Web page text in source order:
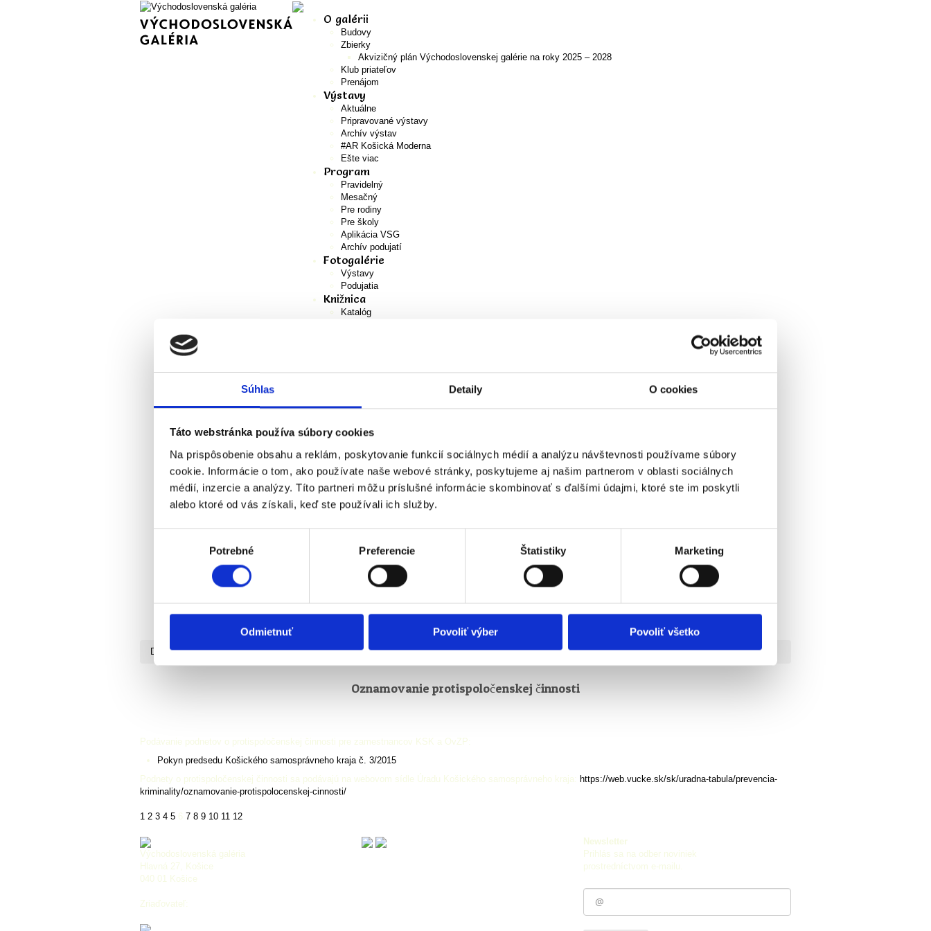
Súhlas Detaily O cookies
Táto webstránka používa súbory cookies
Na prispôsobenie obsahu a reklám, poskytovanie funkcií sociálnych médií a analýzu návštevnosti používame súbory
cookie. Informácie o tom, ako používate naše webové stránky, poskytujeme aj našim partnerom v oblasti sociálnych
médií, inzercie a analýzy. Títo partneri môžu príslušné informácie skombinovať s ďalšími údajmi, ktoré ste im poskytli
alebo ktoré od vás získali, keď ste používali ich služby.
Potrebné Preferencie Štatistiky Marketing
Odmietnuť Povoliť výber Povoliť všetko
O galérii
Budovy
Zbierky
Akvizičný plán Východoslovenskej galérie na roky 2025 – 2028
Klub priateľov
Prenájom
Výstavy
Aktuálne
Pripravované výstavy
Archív výstav
#AR Košická Moderna
Ešte viac
Program
Pravidelný
Mesačný
Pre rodiny
Pre školy
Aplikácia VSG
Archív podujatí
Fotogalérie
Výstavy
Podujatia
Knižnica
Katalóg
Obchod
Crazy Step x VSG
Green Smile x VSG
Odpadnesh x VSG
VSG
Precious Plastic
Autorské grafiky
A4
Monografie
Katalógy k výstavám
Všeobecné obchodné podmienky pre online obchod VSG
Zverejňovanie
DomovZverejňovanie
Oznamovanie protispoločenskej činnosti
Podávanie podnetov o protispoločenskej činnosti pre zamestnancov KSK a OvZP:
Pokyn predsedu Košického samosprávneho kraja č. 3/2015
Podnety o protispoločenskej činnosti sa podávajú na webovom sídle Úradu Košického samosprávneho kraja: https://web.vucke.sk/sk/uradna-tabula/prevencia-
kriminality/oznamovanie-protispolocenskej-cinnosti/
1 2 3 4 5 6 7 8 9 10 11 12
Východoslovenská galéria
Hlavná 27, Košice
040 01 Košice
Zriaďovateľ:
Newsletter
Prihlás sa na odber noviniek
prostredníctvom e-mailu.